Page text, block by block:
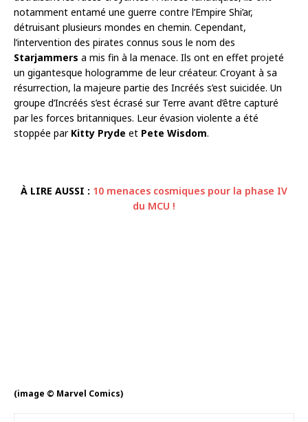
notamment entamé une guerre contre l’Empire Shi’ar,
détruisant plusieurs mondes en chemin. Cependant,
l’intervention des pirates connus sous le nom des
Starjammers a mis fin à la menace. Ils ont en effet projeté
un gigantesque hologramme de leur créateur. Croyant à sa
résurrection, la majeure partie des Incréés s’est suicidée. Un
groupe d’Incréés s’est écrasé sur Terre avant d’être capturé
par les forces britanniques. Leur évasion violente a été
stoppée par Kitty Pryde et Pete Wisdom.
À LIRE AUSSI : 10 menaces cosmiques pour la phase IV
du MCU !
(image © Marvel Comics)